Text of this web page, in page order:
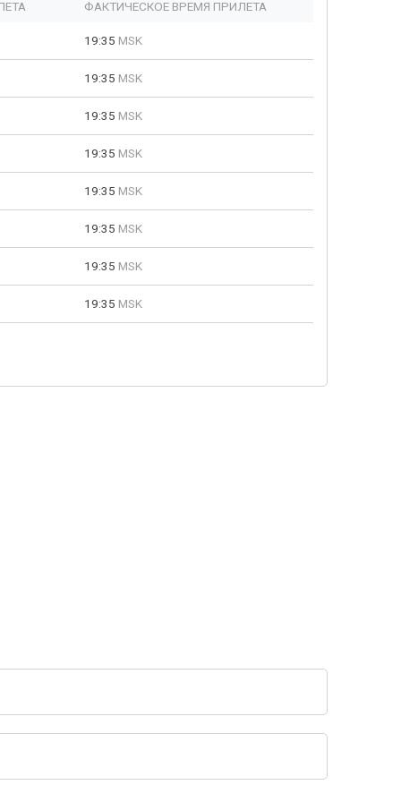
ФАКТИЧЕСКОЕ ВРЕМЯ ПРИЛЕТА
19:35 MSK
19:35 MSK
19:35 MSK
19:35 MSK
19:35 MSK
19:35 MSK
19:35 MSK
19:35 MSK